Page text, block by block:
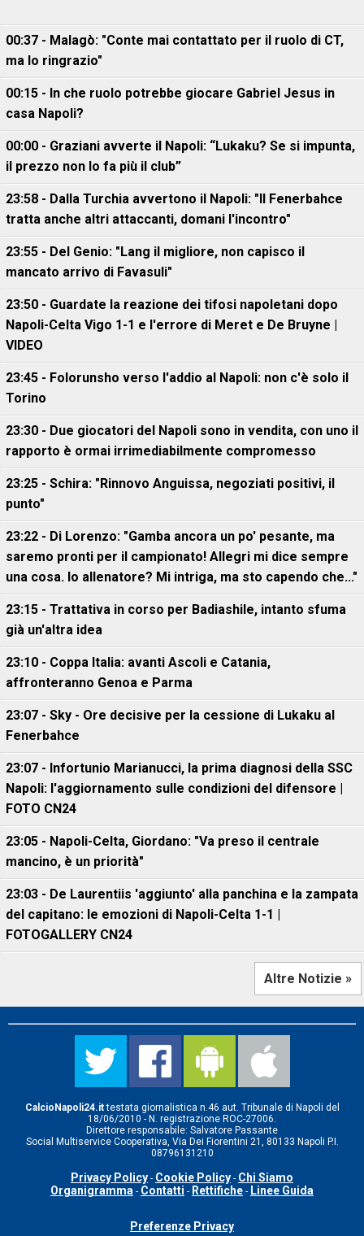
00:37 - Malagò: "Conte mai contattato per il ruolo di CT,
ma lo ringrazio"
00:15 - In che ruolo potrebbe giocare Gabriel Jesus in
casa Napoli?
00:00 - Graziani avverte il Napoli: “Lukaku? Se si impunta,
il prezzo non lo fa più il club”
23:58 - Dalla Turchia avvertono il Napoli: "Il Fenerbahce
tratta anche altri attaccanti, domani l'incontro"
23:55 - Del Genio: "Lang il migliore, non capisco il
mancato arrivo di Favasuli"
23:50 - Guardate la reazione dei tifosi napoletani dopo
Napoli-Celta Vigo 1-1 e l'errore di Meret e De Bruyne |
VIDEO
23:45 - Folorunsho verso l'addio al Napoli: non c'è solo il
Torino
23:30 - Due giocatori del Napoli sono in vendita, con uno il
rapporto è ormai irrimediabilmente compromesso
23:25 - Schira: "Rinnovo Anguissa, negoziati positivi, il
punto"
23:22 - Di Lorenzo: "Gamba ancora un po' pesante, ma
saremo pronti per il campionato! Allegri mi dice sempre
una cosa. Io allenatore? Mi intriga, ma sto capendo che..."
23:15 - Trattativa in corso per Badiashile, intanto sfuma
già un'altra idea
23:10 - Coppa Italia: avanti Ascoli e Catania,
affronteranno Genoa e Parma
23:07 - Sky - Ore decisive per la cessione di Lukaku al
Fenerbahce
23:07 - Infortunio Marianucci, la prima diagnosi della SSC
Napoli: l'aggiornamento sulle condizioni del difensore |
FOTO CN24
23:05 - Napoli-Celta, Giordano: "Va preso il centrale
mancino, è un priorità"
23:03 - De Laurentiis 'aggiunto' alla panchina e la zampata
del capitano: le emozioni di Napoli-Celta 1-1 |
FOTOGALLERY CN24
Altre Notizie »
CalcioNapoli24.ittestata giornalistica n.46 aut. Tribunale di Napoli del
18/06/2010 - N. registrazione ROC-27006.
Direttore responsabile: Salvatore Passante
Social Multiservice Cooperativa, Via Dei Fiorentini 21, 80133 Napoli P.I.
08796131210
Privacy Policy - Cookie Policy - Chi Siamo
Organigramma - Contatti - Rettifiche - Linee Guida
Preferenze Privacy